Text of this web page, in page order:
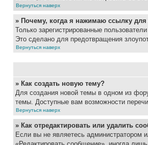
Вернуться наверх
» Почему, когда я нажимаю ссылку для
Только зарегистрированные
Это сделано для предотвращения
Вернуться наверх
» Как создать новую тему?
Для создания новой темы в одном из
темы. Доступные вам возможности
Вернуться наверх
» Как отредактировать или удалить
Если вы не являетесь администратором